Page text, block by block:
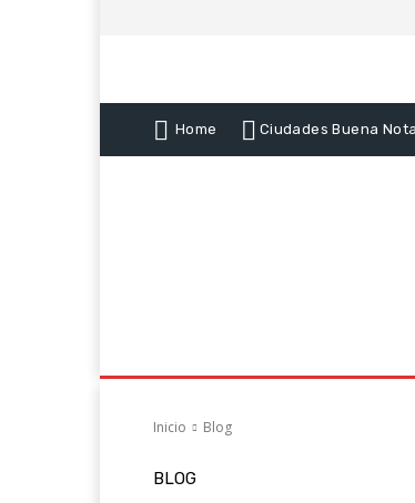
Home Ciudades Buena Nota
Inicio Blog
BLOG